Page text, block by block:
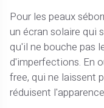
Pour les peaux
un écran solaire qui
qu'il ne bouche pas
d'imperfections. En
free, qui ne laissent
réduisent